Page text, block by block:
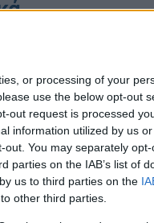
or processing of your
use the below opt-out
out request is processed
information utilized by us
You may separately
parties on the IAB’s list of
us to third parties on the
other third parties.
δεν
οποίο θα
Θα «βγάλει